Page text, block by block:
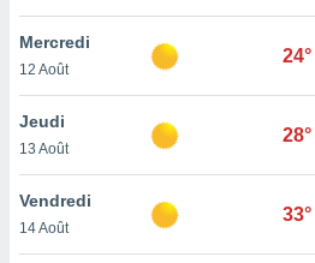
le
ainsi
un
la
du
Mercredi
12 Août
24°
Jeudi
13 Août
28°
Vendredi
14 Août
33°